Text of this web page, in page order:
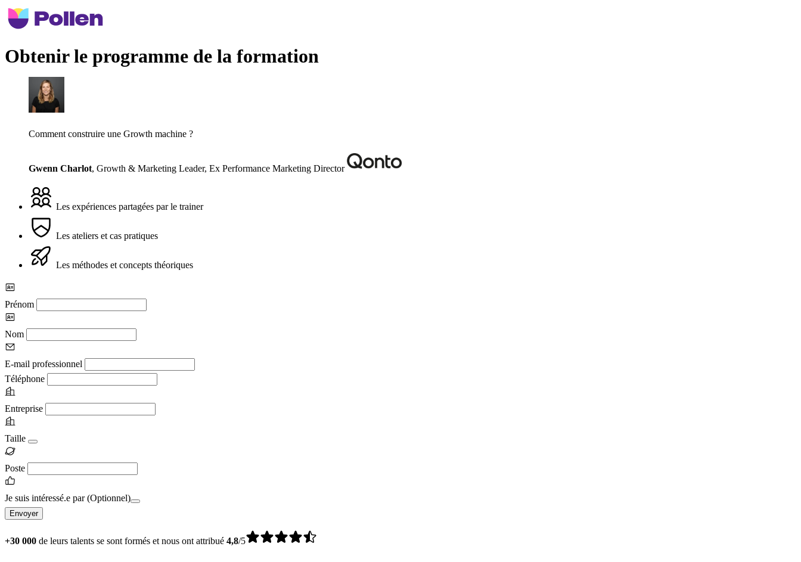
Obtenir le programme de la formation
Comment construire une Growth machine ?
Gwenn Charlot Growth & Marketing Leader, Ex Performance Marketing Director
Les expériences partagées par le trainer
Les ateliers et cas pratiques
Les méthodes et concepts théoriques
Prénom
Nom
E-mail professionnel
Téléphone
Entreprise
Taille
Poste
Je suis intéressé.e par(Optionnel)
Envoyer
+30 000 de leurs talents se sont formés et nous ont attribué 4,8/5